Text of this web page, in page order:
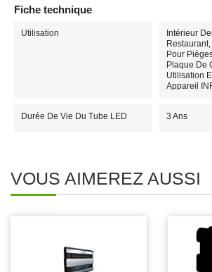
Fiche technique
Utilisation
Intérieur
Pour
Plaque De
Utilisation
Appareil
Durée De Vie Du Tube LED 3 Ans
VOUS AIMEREZ AUSSI